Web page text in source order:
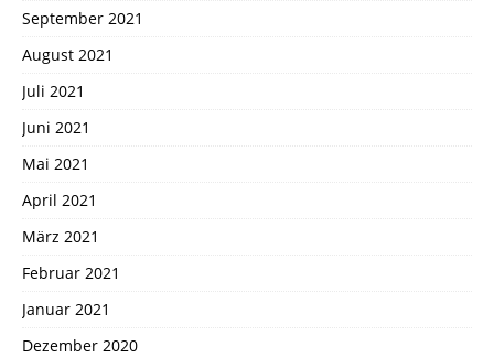
September 2021
August 2021
Juli 2021
Juni 2021
Mai 2021
April 2021
März 2021
Februar 2021
Januar 2021
Dezember 2020